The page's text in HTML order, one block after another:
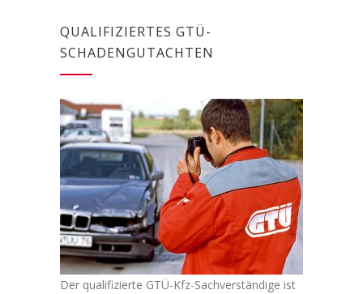
QUALIFIZIERTES GTÜ-
SCHADENGUTACHTEN
Der qualifizierte GTÜ-Kfz-Sachverständige ist